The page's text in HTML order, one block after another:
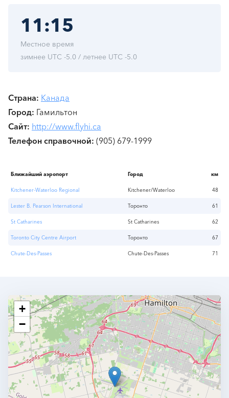
11:15
Местное время
зимнее UTC -5.0 / летнее UTC -5.0
Страна Канада
Город Гамильтон
Сайт http://www.flyhi.ca
Телефон справочной (905) 679-1999
Ближайший аэропорт Город км
Kitchener-Waterloo Regional Kitchener/Waterloo 48
Lester B. Pearson International Торонто 61
St Catharines St Catharines 62
Toronto City Centre Airport Торонто 67
Chute-Des-Passes Chute-Des-Passes 71
+
−